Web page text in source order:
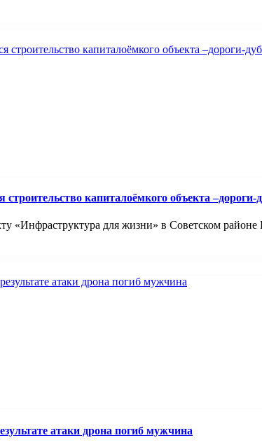
строительство капиталоёмкого объекта
«Инфраструктура для жизни» в Советском районе
атаки дрона погиб мужчина